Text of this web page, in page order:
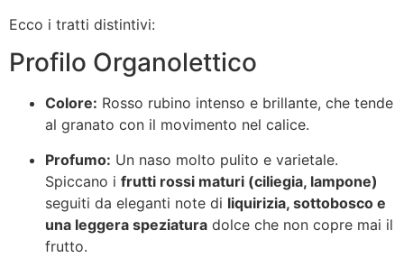
Ecco i tratti distintivi:
Profilo Organolettico
Colore: Rosso rubino intenso e brillante, che tende
al granato con il movimento nel calice.
Profumo: Un naso molto pulito e varietale.
Spiccano i frutti rossi maturi (ciliegia, lampone)
seguiti da eleganti note di liquirizia, sottobosco e
una leggera speziatura dolce che non copre mai il
frutto.